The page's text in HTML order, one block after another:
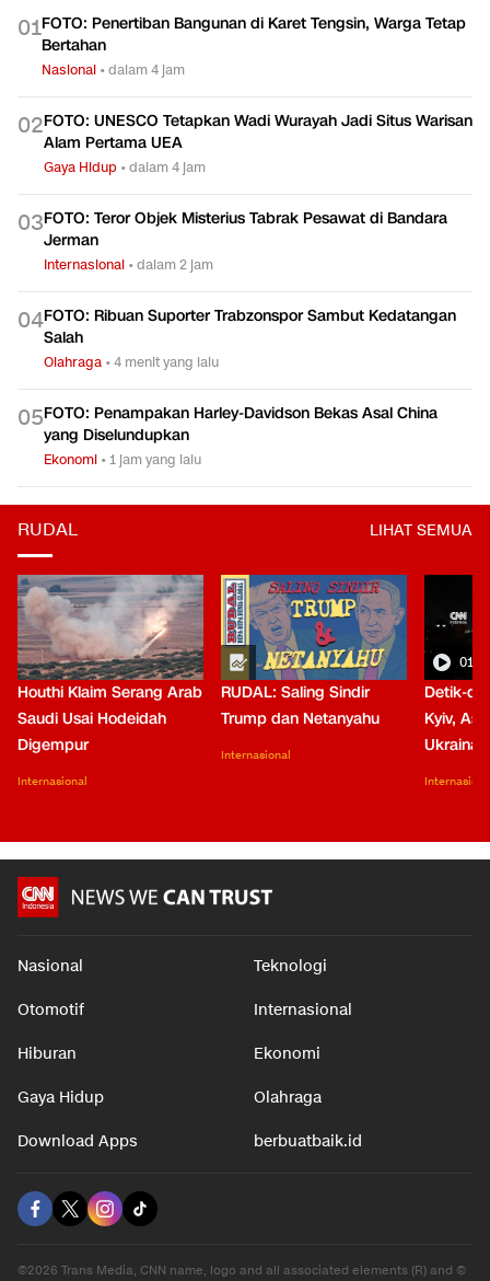
01FOTO: Penertiban Bangunan di Karet Tengsin, Warga Tetap
Bertahan
Nasional •dalam 4 jam
02FOTO: UNESCO Tetapkan Wadi Wurayah Jadi Situs Warisan
Alam Pertama UEA
Gaya Hidup •dalam 4 jam
03FOTO: Teror Objek Misterius Tabrak Pesawat di Bandara
Jerman
Internasional •dalam 2 jam
04FOTO: Ribuan Suporter Trabzonspor Sambut Kedatangan
Salah
Olahraga •4 menit yang lalu
05FOTO: Penampakan Harley-Davidson Bekas Asal China
yang Diselundupkan
Ekonomi •1 jam yang lalu
RUDAL LIHAT SEMUA
Houthi Klaim Serang Arab
Saudi Usai Hodeidah
Digempur
Internasional
RUDAL: Saling Sindir
Trump dan Netanyahu
Internasional
Detik-
Kyiv,
Ukraina
Nasional Teknologi
Otomotif Internasional
Hiburan Ekonomi
Gaya Hidup Olahraga
Download Apps berbuatbaik.id
©2026 Trans Media, CNN name, logo and all associated elements (R) and ©